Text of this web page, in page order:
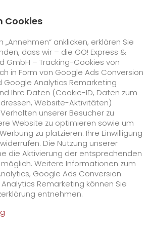
Overnight
+
Worldwide
+
+
+
unterstützt It's for Kids
Cookies
anklicken, erklären Sie
dass wir – die GO! Express &
GmbH – Tracking-Cookies von
in Form von Google Ads Conversion
Google Analytics Remarketing
Ihre Daten (Cookie-ID, Daten zum
Website-Aktivitäten)
unserer Besucher zu
Website zu optimieren sowie um
zu platzieren. Ihre Einwilligung
Die Nutzung unserer
die Aktivierung der entsprechenden
Weitere Informationen zum
Google Ads Conversion
Remarketing können Sie
entnehmen.